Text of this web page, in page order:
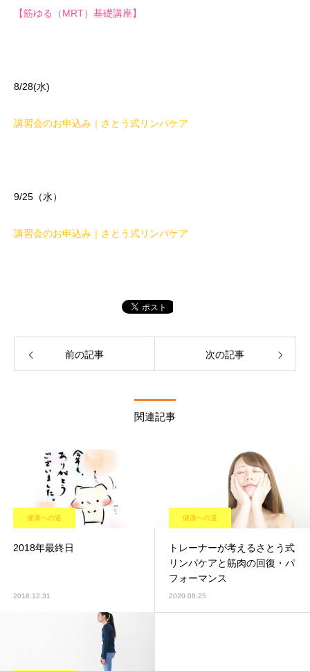
【筋ゆる（MRT）基礎講座】
8/28(水)
講習会のお申込み｜さとう式リンパケア
9/25（水）
講習会のお申込み｜さとう式リンパケア
前の記事 次の記事
関連記事
健康への道
2018年最終日
2018.12.31
健康への道
トレーナーが考えるさとう式
リンパケアと筋肉の回復・パ
フォーマンス
2020.08.25